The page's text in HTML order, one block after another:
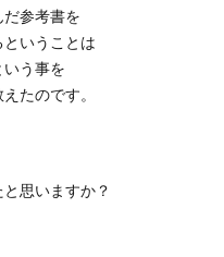
参考書を
いうことは
いう事を
たのです。
思いますか？